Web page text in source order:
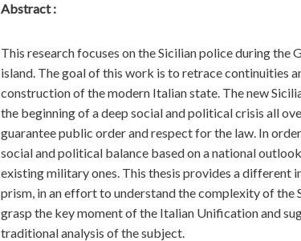
Abstract :
This research focuses on the Sicilian police during the
island. The goal of this work is to retrace continuities
construction of the modern Italian state. The new
the beginning of a deep social and political crisis all
guarantee public order and respect for the law. In
social and political balance based on a national
existing military ones. This thesis provides a
prism, in an effort to understand the complexity of
grasp the key moment of the Italian Unification and
traditional analysis of the subject.